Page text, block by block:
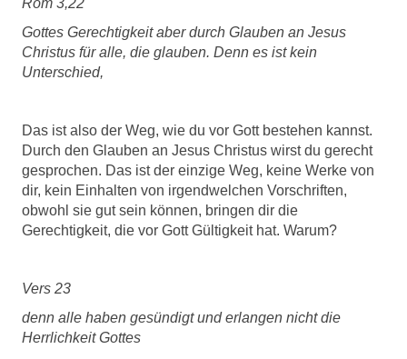
Röm 3,22
Gottes Gerechtigkeit aber durch Glauben an Jesus
Christus für alle, die glauben. Denn es ist kein
Unterschied,
Das ist also der Weg, wie du vor Gott bestehen kannst.
Durch den Glauben an Jesus Christus wirst du gerecht
gesprochen. Das ist der einzige Weg, keine Werke von
dir, kein Einhalten von irgendwelchen Vorschriften,
obwohl sie gut sein können, bringen dir die
Gerechtigkeit, die vor Gott Gültigkeit hat. Warum?
Vers 23
denn alle haben gesündigt und erlangen nicht die
Herrlichkeit Gottes